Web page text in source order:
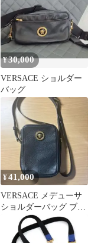
¥30,000
VERSACE ショルダー
バッグ
¥41,000
VERSACE メデューサ
ショルダーバッグ ブラ